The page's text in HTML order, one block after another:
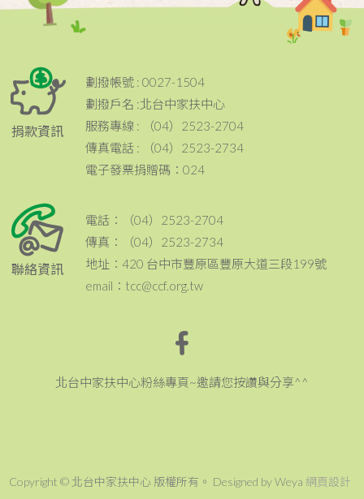
捐款資訊
劃撥帳號 : 0027-1504
劃撥戶名 :北台中家扶中心
服務專線 : （04）2523-2704
傳真電話 : （04）2523-2734
電子發票捐贈碼：024
聯絡資訊
電話：（04）2523-2704
傳真：（04）2523-2734
地址：420 台中市豐原區豐原大道三段199號
email：tcc@ccf.org.tw
北台中家扶中心粉絲專頁~邀請您按讚與分享^^
Copyright © 北台中家扶中心 版權所有。 Designed by Weya 網頁設計